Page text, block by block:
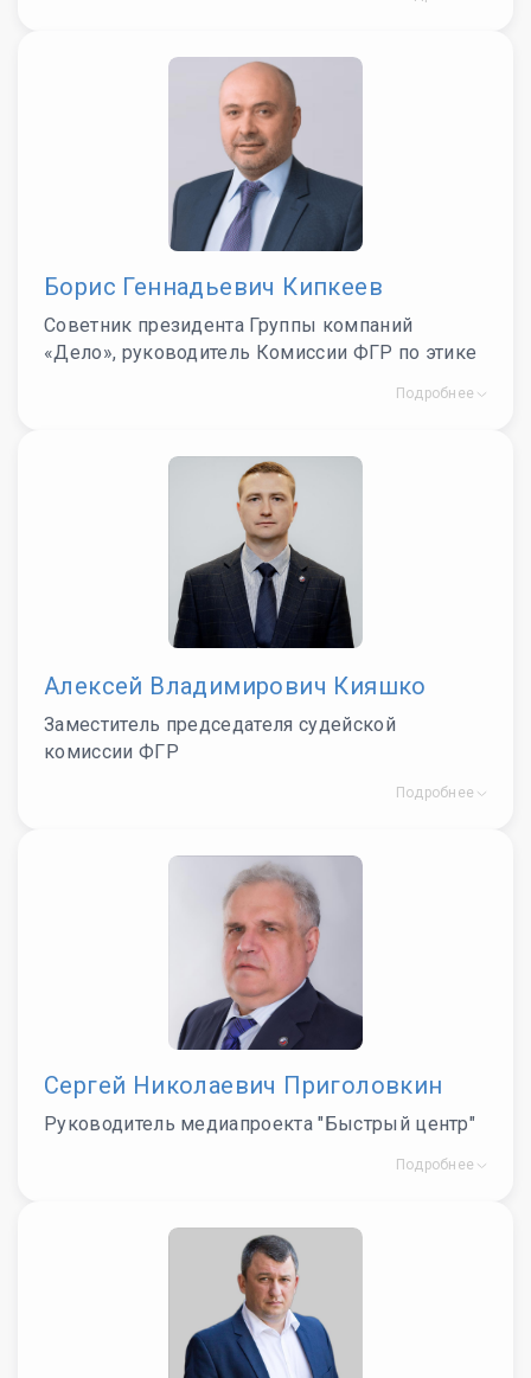
Борис Геннадьевич Кипкеев
Советник президента Группы компаний
«Дело», руководитель Комиссии ФГР по этике
Подробнее
Алексей Владимирович Кияшко
Заместитель председателя судейской
комиссии ФГР
Подробнее
Сергей Николаевич Приголовкин
Руководитель медиапроекта "Быстрый центр"
Подробнее